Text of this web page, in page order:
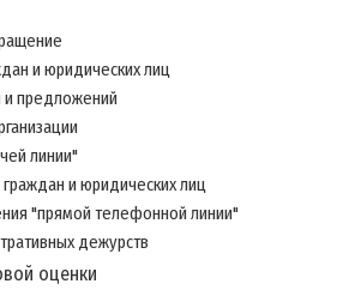
и юридических лиц
и предложений
линии"
и юридических лиц
"прямой телефонной линии"
дежурств
оценки